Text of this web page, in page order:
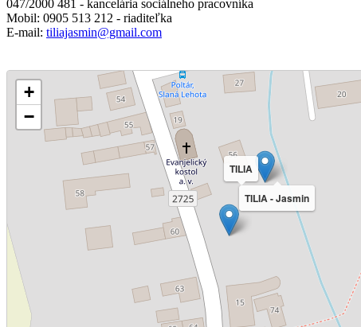
047/2000 481 - kancelária sociálneho pracovníka
Mobil: 0905 513 212 - riaditeľka
E-mail: tiliajasmin@gmail.com
TILIA
TILIA - Jasmin
+
−